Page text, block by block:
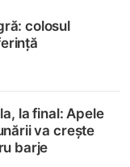
colosul
la final: Apele
va crește
barje